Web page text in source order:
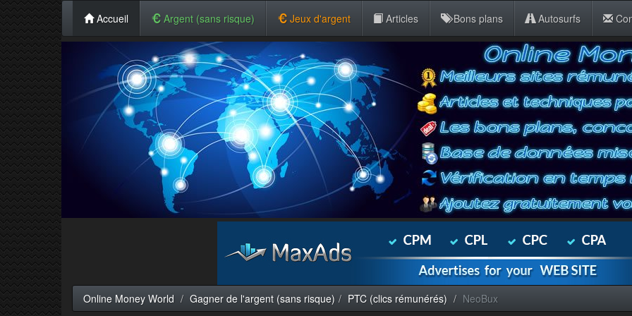
Accueil Argent (sans risque) Jeux d'argent Articles Bons plans Autosurfs
Online Money World Gagner de l'argent (sans risque) PTC (clics rémunérés) NeoBux